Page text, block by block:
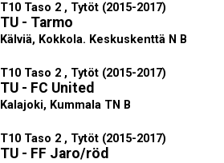
T10 Taso 2 , Tytöt (2015-2017)
TU - Tarmo
Kälviä, Kokkola. Keskuskenttä N B
T10 Taso 2 , Tytöt (2015-2017)
TU - FC United
Kalajoki, Kummala TN B
T10 Taso 2 , Tytöt (2015-2017)
TU - FF Jaro/röd